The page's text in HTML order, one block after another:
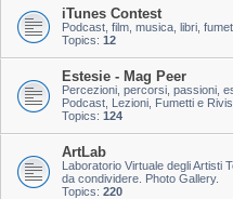
iTunes Contest
Podcast, film, musica, libri,
Topics: 12
Estesie - Mag Peer
Percezioni, percorsi, passioni,
Podcast, Lezioni, Fumetti e
Topics: 124
ArtLab
Laboratorio Virtuale degli Artisti
da condividere. Photo Gallery.
Topics: 220